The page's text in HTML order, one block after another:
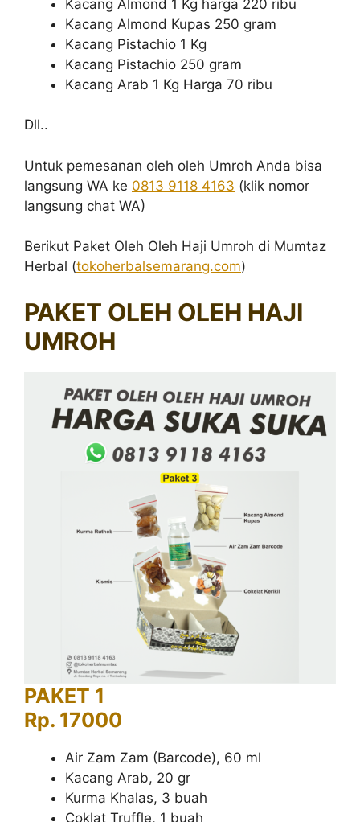
Kacang Almond 1 Kg harga 220 ribu
Kacang Almond Kupas 250 gram
Kacang Pistachio 1 Kg
Kacang Pistachio 250 gram
Kacang Arab 1 Kg Harga 70 ribu
Dll..
Untuk pemesanan oleh oleh Umroh Anda bisa
langsung WA ke 0813 9118 4163 (klik nomor
langsung chat WA)
Berikut Paket Oleh Oleh Haji Umroh di Mumtaz
Herbal (tokoherbalsemarang.com)
PAKET OLEH OLEH HAJI
UMROH
PAKET 1
Rp. 17000
Air Zam Zam (Barcode), 60 ml
Kacang Arab, 20 gr
Kurma Khalas, 3 buah
Coklat Truffle, 1 buah